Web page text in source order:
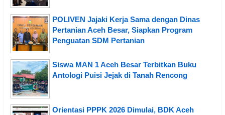
POLIVEN Jajaki Kerja Sama dengan Dinas
Pertanian Aceh Besar, Siapkan Program
Penguatan SDM Pertanian
Siswa MAN 1 Aceh Besar Terbitkan Buku
Antologi Puisi Jejak di Tanah Rencong
Orientasi PPPK 2026 Dimulai, BDK Aceh